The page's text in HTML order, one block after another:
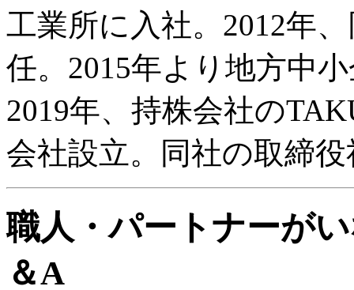
工業所に入社。2012年
任。2015年より地方中
2019年、持株会社の
会社設立。同社の取締
職人・パートナーが
＆A